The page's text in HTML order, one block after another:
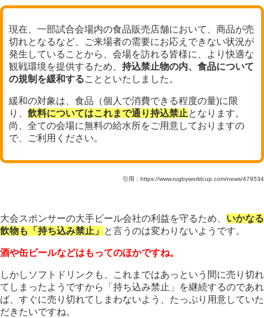
現在、一部試合会場内の食品販売店舗において、商品が売
切れとなるなど、ご来場者の需要にお応えできない状況が
発生していることから、会場を訪れる皆様に、より快適な
観戦環境を提供するため、 持込禁止物の内、食品について
の規制を緩和することといたしました。
緩和の対象は、食品（個人で消費できる程度の量)に限
り、 飲料についてはこれまで通り持込禁止となります。
尚、全ての会場に無料の給水所をご用意しておりますの
で、ご利用ください。
引用：https://www.rugbyworldcup.com/news/479534
大会スポンサーの大手ビール会社の利益を守るため、 いかなる
飲物も「持ち込み禁止」
と言うのは変わりないようです。
酒や缶ビールなどはもってのほかですね。
しかしソフトドリンクも、これまではあっという間に売り切れ
てしまったようですから「持ち込み禁止」を継続するのであれ
ば、すぐに売り切れてしまわないよう、たっぷり用意していた
だきたいですね。